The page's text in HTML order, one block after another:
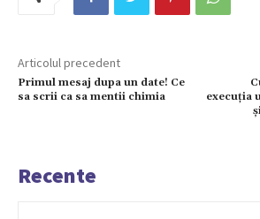
Articolul precedent
Primul mesaj dupa un date! Ce
sa scrii ca sa mentii chimia
execuția
Recente